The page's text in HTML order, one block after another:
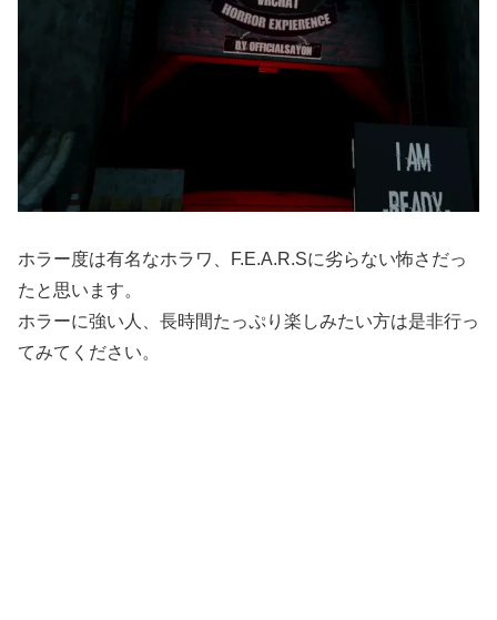
ホラー度は有名なホラワ、F.E.A.R.Sに劣らない怖さだっ
たと思います。
ホラーに強い人、長時間たっぷり楽しみたい方は是非行っ
てみてください。